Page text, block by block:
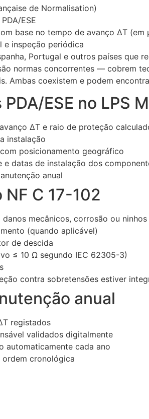
de Normalisation)
ESE
base no tempo de avanço ΔT (em
e inspeção periódica
Portugal e outros países que
normas concorrentes — cobrem
Ambas coexistem e podem
ESE no LPS
ΔT e raio de proteção
instalação
posicionamento geográfico
e datas de instalação dos
anual
C 17-102
mecânicos, corrosão ou
(quando aplicável)
de descida
≤ 10 Ω segundo IEC 62305-3)
contra sobretensões estiver
anual
registados
validados digitalmente
automaticamente cada ano
ordem cronológica